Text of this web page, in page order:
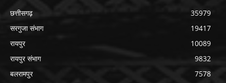
छत्तीसगढ़
35979
सरगुजा संभाग
19417
रायपुर
10089
रायपुर संभाग
9832
बलरामपुर
7578